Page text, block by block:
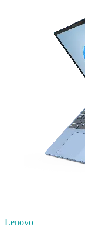
Lenovo